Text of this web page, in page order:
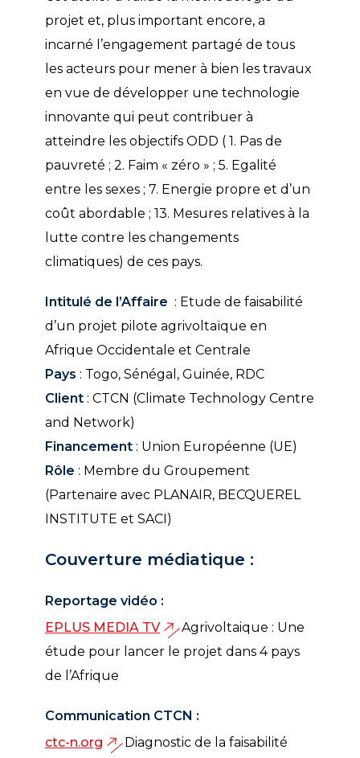
projet et, plus important encore, a
incarné l’engagement partagé de tous
les acteurs pour mener à bien les travaux
en vue de développer une technologie
innovante qui peut contribuer à
atteindre les objectifs ODD ( 1. Pas de
pauvreté ; 2. Faim « zéro » ; 5. Egalité
entre les sexes ; 7. Energie propre et d’un
coût abordable ; 13. Mesures relatives à la
lutte contre les changements
climatiques) de ces pays.
Intitulé de l’Affaire : Etude de faisabilité
d’un projet pilote agrivoltaïque en
Afrique Occidentale et Centrale
Pays : Togo, Sénégal, Guinée, RDC
Client: CTCN (Climate Technology Centre
and Network)
Financement: Union Européenne (UE)
Rôle : Membre du Groupement
(Partenaire avec PLANAIR, BECQUEREL
INSTITUTE et SACI)
Couverture médiatique :
Reportage vidéo :
EPLUS MEDIA TV
Agrivoltaique : Une
étude pour lancer le projet dans 4 pays
de l’Afrique
Communication CTCN :
ctc-n.org
Diagnostic de la faisabilité